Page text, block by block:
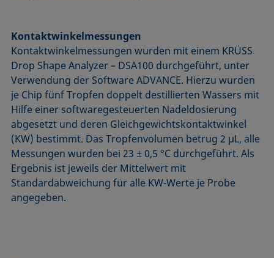
Kontaktwinkelmessungen
Kontaktwinkelmessungen wurden mit einem KRÜSS
Drop Shape Analyzer – DSA100 durchgeführt, unter
Verwendung der Software ADVANCE. Hierzu wurden
je Chip fünf Tropfen doppelt destillierten Wassers mit
Hilfe einer softwaregesteuerten Nadeldosierung
abgesetzt und deren Gleichgewichtskontaktwinkel
(KW) bestimmt. Das Tropfenvolumen betrug 2 µL, alle
Messungen wurden bei 23 ± 0,5 °C durchgeführt. Als
Ergebnis ist jeweils der Mittelwert mit
Standardabweichung für alle KW-Werte je Probe
angegeben.